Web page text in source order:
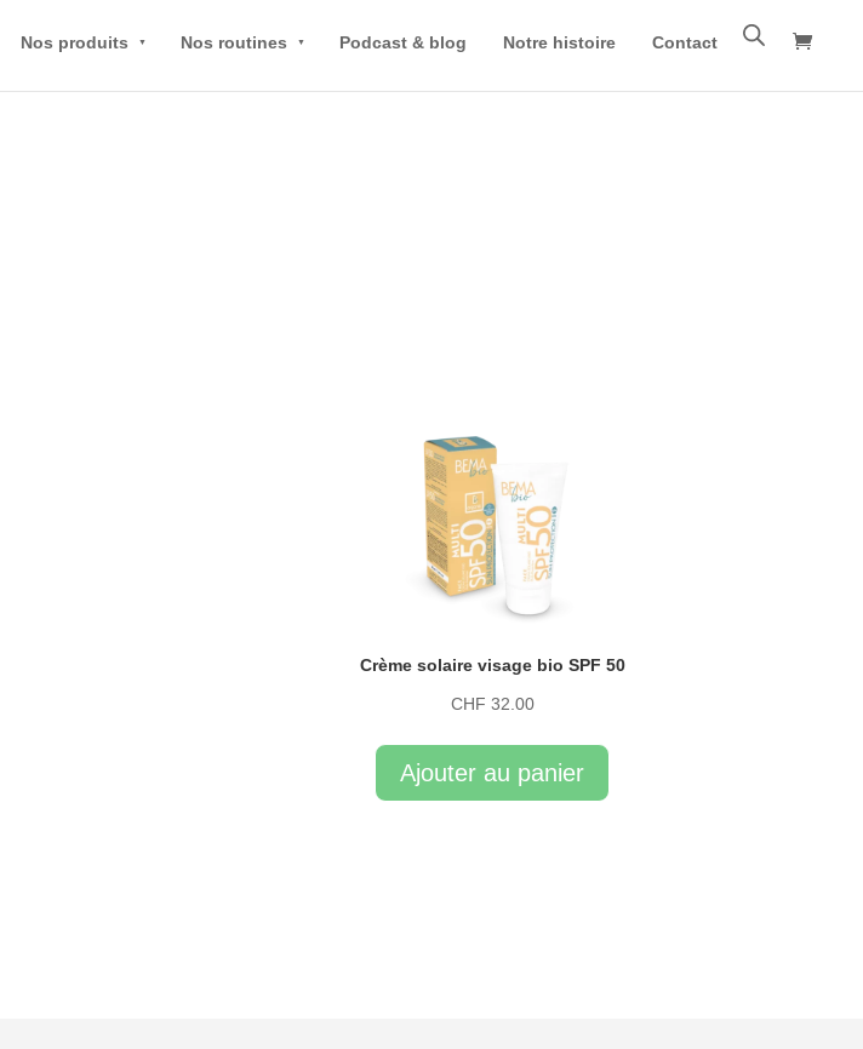
Nos produits Nos routines Podcast & blog Notre histoire Contact
Crème solaire visage bio SPF 50
CHF 32.00
Ajouter au panier